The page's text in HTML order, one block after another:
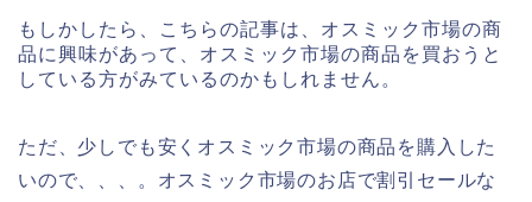
もしかしたら、こちらの記事は、オスミック市場の商
品に興味があって、オスミック市場の商品を買おうと
している方がみているのかもしれません。
ただ、少しでも安くオスミック市場の商品を購入した
いので、、、。オスミック市場のお店で割引セールな